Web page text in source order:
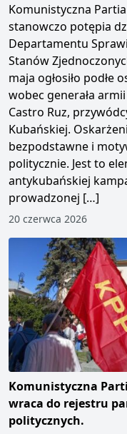
Komunistyczna
stanowczo potępia
Departamentu
Stanów
maja ogłosiło podłe
wobec generała
Castro Ruz,
Kubańskiej.
bezpodstawne i
politycznie. Jest to
antykubańskiej
prowadzonej […]
20 czerwca 2026
Komunistyczna
wraca do rejestru
politycznych.